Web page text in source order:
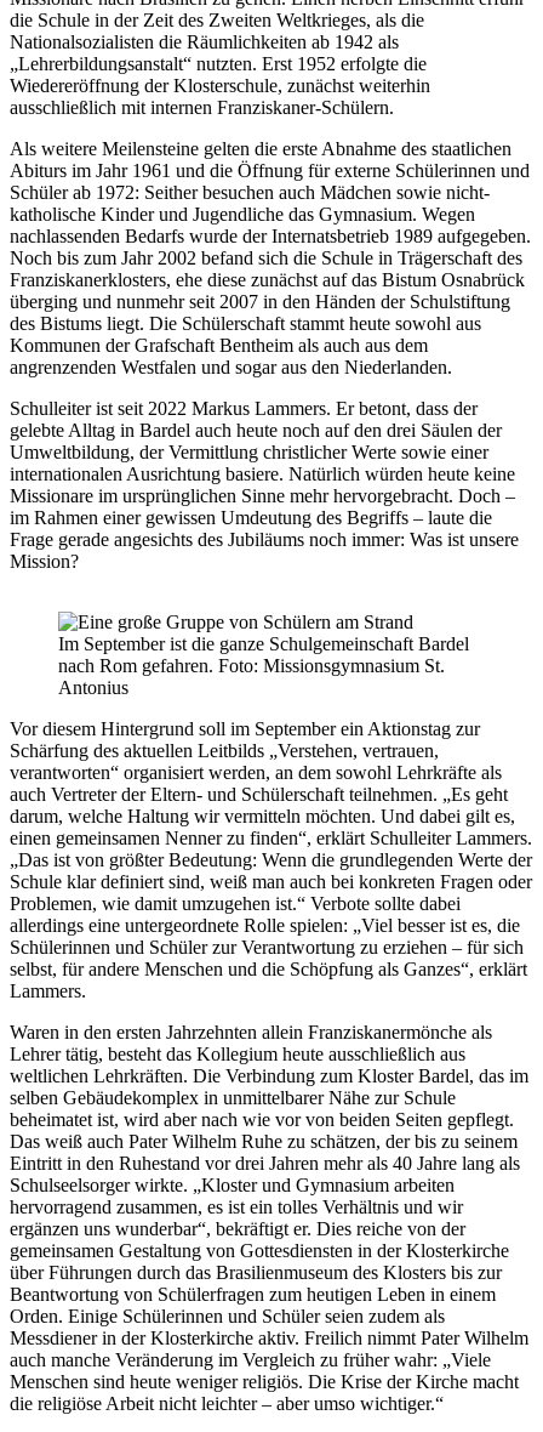
die Schule in der Zeit des Zweiten Weltkrieges, als die
Nationalsozialisten die Räumlichkeiten ab 1942 als
„Lehrerbildungsanstalt“ nutzten. Erst 1952 erfolgte die
Wiedereröffnung der Klosterschule, zunächst weiterhin
ausschließlich mit internen Franziskaner-Schülern.
Als weitere Meilensteine gelten die erste Abnahme des staatlichen
Abiturs im Jahr 1961 und die Öffnung für externe Schülerinnen und
Schüler ab 1972: Seither besuchen auch Mädchen sowie nicht-
katholische Kinder und Jugendliche das Gymnasium. Wegen
nachlassenden Bedarfs wurde der Internatsbetrieb 1989 aufgegeben.
Noch bis zum Jahr 2002 befand sich die Schule in Trägerschaft des
Franziskanerklosters, ehe diese zunächst auf das Bistum Osnabrück
überging und nunmehr seit 2007 in den Händen der Schulstiftung
des Bistums liegt. Die Schülerschaft stammt heute sowohl aus
Kommunen der Grafschaft Bentheim als auch aus dem
angrenzenden Westfalen und sogar aus den Niederlanden.
Schulleiter ist seit 2022 Markus Lammers. Er betont, dass der
gelebte Alltag in Bardel auch heute noch auf den drei Säulen der
Umweltbildung, der Vermittlung christlicher Werte sowie einer
internationalen Ausrichtung basiere. Natürlich würden heute keine
Missionare im ursprünglichen Sinne mehr hervorgebracht. Doch –
im Rahmen einer gewissen Umdeutung des Begriffs – laute die
Frage gerade angesichts des Jubiläums noch immer: Was ist unsere
Mission?
Im September ist die ganze Schulgemeinschaft Bardel
nach Rom gefahren. Foto: Missionsgymnasium St.
Antonius
Vor diesem Hintergrund soll im September ein Aktionstag zur
Schärfung des aktuellen Leitbilds „Verstehen, vertrauen,
verantworten“ organisiert werden, an dem sowohl Lehrkräfte als
auch Vertreter der Eltern- und Schülerschaft teilnehmen. „Es geht
darum, welche Haltung wir vermitteln möchten. Und dabei gilt es,
einen gemeinsamen Nenner zu finden“, erklärt Schulleiter Lammers.
„Das ist von größter Bedeutung: Wenn die grundlegenden Werte der
Schule klar definiert sind, weiß man auch bei konkreten Fragen oder
Problemen, wie damit umzugehen ist.“ Verbote sollte dabei
allerdings eine untergeordnete Rolle spielen: „Viel besser ist es, die
Schülerinnen und Schüler zur Verantwortung zu erziehen – für sich
selbst, für andere Menschen und die Schöpfung als Ganzes“, erklärt
Lammers.
Waren in den ersten Jahrzehnten allein Franziskanermönche als
Lehrer tätig, besteht das Kollegium heute ausschließlich aus
weltlichen Lehrkräften. Die Verbindung zum Kloster Bardel, das im
selben Gebäudekomplex in unmittelbarer Nähe zur Schule
beheimatet ist, wird aber nach wie vor von beiden Seiten gepflegt.
Das weiß auch Pater Wilhelm Ruhe zu schätzen, der bis zu seinem
Eintritt in den Ruhestand vor drei Jahren mehr als 40 Jahre lang als
Schulseelsorger wirkte. „Kloster und Gymnasium arbeiten
hervorragend zusammen, es ist ein tolles Verhältnis und wir
ergänzen uns wunderbar“, bekräftigt er. Dies reiche von der
gemeinsamen Gestaltung von Gottesdiensten in der Klosterkirche
über Führungen durch das Brasilienmuseum des Klosters bis zur
Beantwortung von Schülerfragen zum heutigen Leben in einem
Orden. Einige Schülerinnen und Schüler seien zudem als
Messdiener in der Klosterkirche aktiv. Freilich nimmt Pater Wilhelm
auch manche Veränderung im Vergleich zu früher wahr: „Viele
Menschen sind heute weniger religiös. Die Krise der Kirche macht
die religiöse Arbeit nicht leichter – aber umso wichtiger.“